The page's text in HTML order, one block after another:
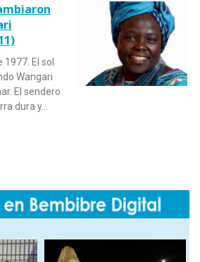
1977. El sol
Wangari
El sendero
dura y…